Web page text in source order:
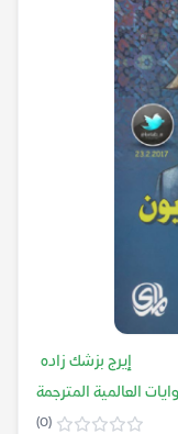
إيرج بزشك زاده
العالمية المترجمة
(0)